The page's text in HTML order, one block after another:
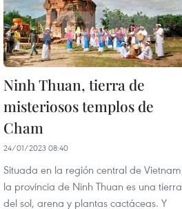
Ninh Thuan, tierra de
misteriosos templos de
Cham
24/01/2023 08:40
Situada en la región central de
la provincia de Ninh Thuan es una tierra
del sol, arena y plantas cactáceas. Y